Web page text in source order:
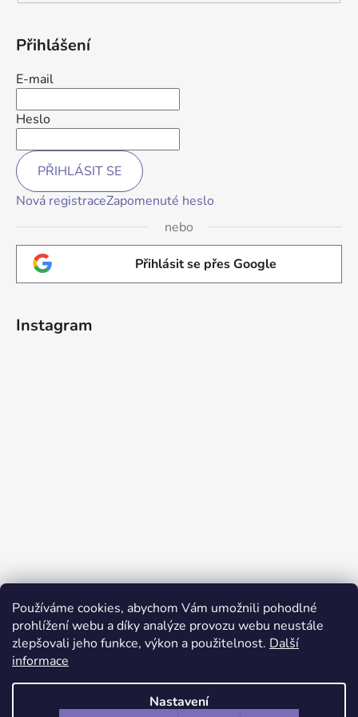
Používáme cookies, abychom Vám umožnili pohodlné
prohlížení webu a díky analýze provozu webu neustále
zlepšovali jeho funkce, výkon a použitelnost. Další
informace
Nastavení
Přihlášení
E-mail
Heslo
PŘIHLÁSIT SE
Nová registraceZapomenuté heslo
nebo
Přihlásit se přes Google
Instagram
Sledovat na Instagramu
Facebook Instagram